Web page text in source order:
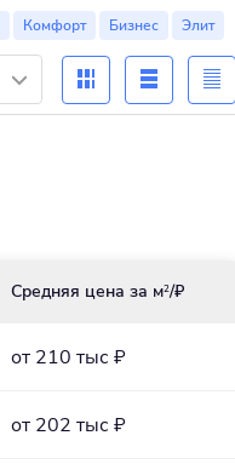
Комфорт Бизнес Элит
Средняя цена за м2/₽
от 210 тыс ₽
от 202 тыс ₽